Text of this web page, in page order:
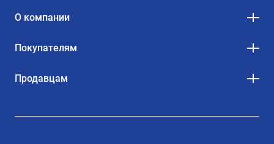
О компании
Покупателям
Продавцам